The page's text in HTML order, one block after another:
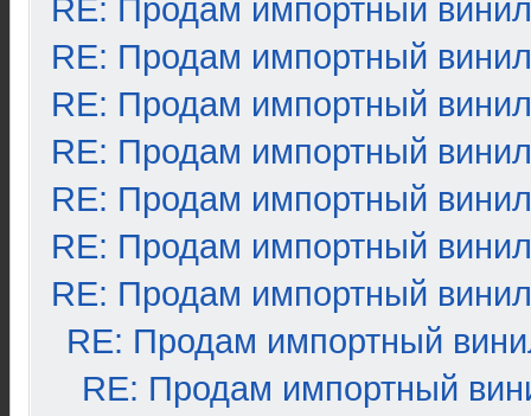
RE: Продам импортный винил
RE: Продам импортный винил
RE: Продам импортный винил
RE: Продам импортный винил
RE: Продам импортный винил
RE: Продам импортный винил
RE: Продам импортный винил
RE: Продам импортный
RE: Продам импортный